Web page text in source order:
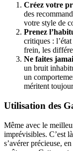
Créez votre
des
votre style de
Prenez
critiques :
frein, les
Ne faites
un bruit
un
méritent
Utilisation des
Même avec le
imprévisibles. C’est
s’avérer précieuse,